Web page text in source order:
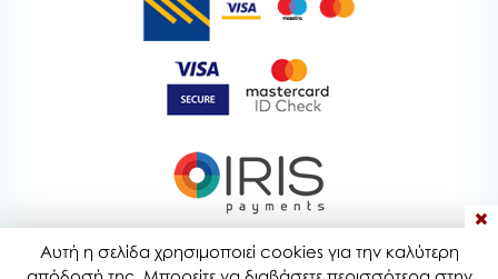
bubblestoyshop.gr © 2020-2026
Αυτή η σελίδα χρησιμοποιεί cookies για την καλύτερη